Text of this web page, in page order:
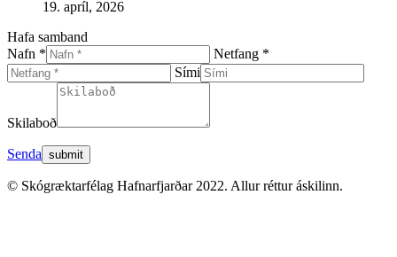
19. apríl, 2026
Hafa samband
Nafn *
Netfang *
Sími
Skilaboð
Senda
© Skógræktarfélag Hafnarfjarðar 2022. Allur réttur áskilinn.